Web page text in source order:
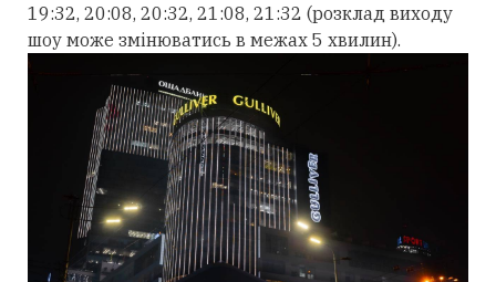
19:32, 20:08, 20:32, 21:08, 21:32 (розклад виходу
шоу може змінюватись в межах 5 хвилин).